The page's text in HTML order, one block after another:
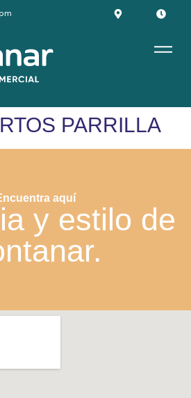
PARRILLA
aquí
y estilo de